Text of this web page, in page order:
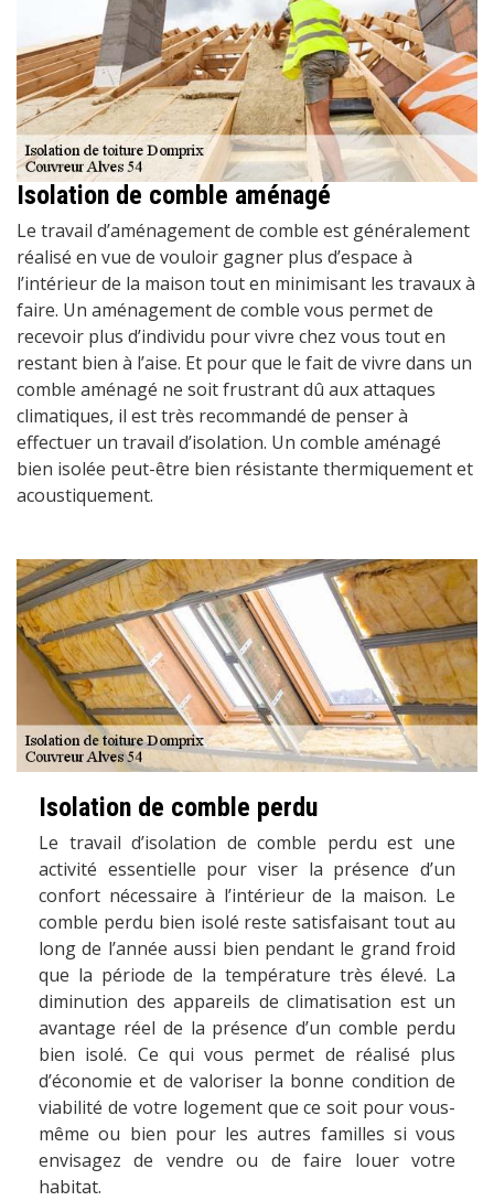
Isolation de comble aménagé
Le travail d’aménagement de comble est généralement
réalisé en vue de vouloir gagner plus d’espace à
l’intérieur de la maison tout en minimisant les travaux à
faire. Un aménagement de comble vous permet de
recevoir plus d’individu pour vivre chez vous tout en
restant bien à l’aise. Et pour que le fait de vivre dans un
comble aménagé ne soit frustrant dû aux attaques
climatiques, il est très recommandé de penser à
effectuer un travail d’isolation. Un comble aménagé
bien isolée peut-être bien résistante thermiquement et
acoustiquement.
Isolation de comble perdu
Le travail d’isolation de comble perdu est une
activité essentielle pour viser la présence d’un
confort nécessaire à l’intérieur de la maison. Le
comble perdu bien isolé reste satisfaisant tout au
long de l’année aussi bien pendant le grand froid
que la période de la température très élevé. La
diminution des appareils de climatisation est un
avantage réel de la présence d’un comble perdu
bien isolé. Ce qui vous permet de réalisé plus
d’économie et de valoriser la bonne condition de
viabilité de votre logement que ce soit pour vous-
même ou bien pour les autres familles si vous
envisagez de vendre ou de faire louer votre
habitat.